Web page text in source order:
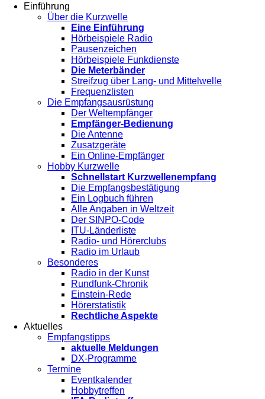
Einführung
Über die Kurzwelle
Eine Einführung
Hörbeispiele Radio
Pausenzeichen
Hörbeispiele Funkdienste
Die Meterbänder
Streifzug über Lang- und Mittelwelle
Frequenzlisten
Die Empfangsausrüstung
Der Weltempfänger
Empfänger-Bedienung
Die Antenne
Zusatzgeräte
Ein Online-Empfänger
Hobby Kurzwelle
Schnellstart Kurzwellenempfang
Die Empfangsbestätigung
Ein Logbuch führen
Alle Angaben in Weltzeit
Der SINPO-Code
ITU-Länderliste
Radio- und Hörerclubs
Radio im Urlaub
Besonderes
Radio in der Kunst
Rundfunk-Chronik
Einstein-Rede
Hörerstatistik
Rechtliche Aspekte
Aktuelles
Empfangstipps
aktuelle Meldungen
DX-Programme
Termine
Eventkalender
Hobbytreffen